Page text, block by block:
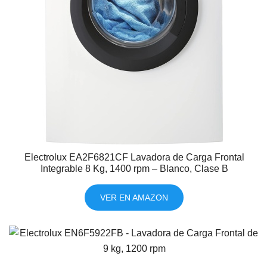
Electrolux EA2F6821CF Lavadora de Carga Frontal
Integrable 8 Kg, 1400 rpm – Blanco, Clase B
VER EN AMAZON